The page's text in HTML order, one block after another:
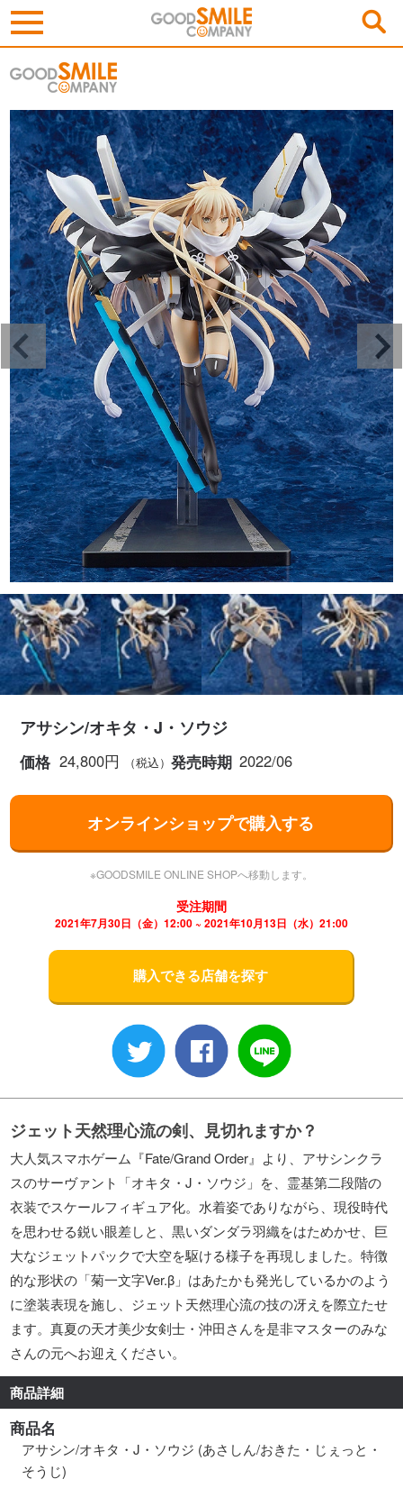
アサシン/オキタ・J・ソウジ
価格 24,800円 （税込） 発売時期 2022/06
オンラインショップで購入する
※GOODSMILE ONLINE SHOPへ移動します。
受注期間
2021年7月30日（金）12:00 ~ 2021年10月13日（水）21:00
購入できる店舗を探す
ジェット天然理心流の剣、見切れますか？
大人気スマホゲーム『Fate/Grand Order』より、アサシンクラ
スのサーヴァント「オキタ・J・ソウジ」を、霊基第二段階の
衣装でスケールフィギュア化。水着姿でありながら、現役時代
を思わせる鋭い眼差しと、黒いダンダラ羽織をはためかせ、巨
大なジェットパックで大空を駆ける様子を再現しました。特徴
的な形状の「菊一文字Ver.β」はあたかも発光しているかのよう
に塗装表現を施し、ジェット天然理心流の技の冴えを際立たせ
ます。真夏の天才美少女剣士・沖田さんを是非マスターのみな
さんの元へお迎えください。
商品詳細
商品名
アサシン/オキタ・J・ソウジ (あさしん/おきた・じぇっと・
そうじ)